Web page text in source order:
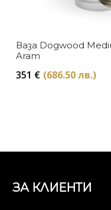
Ваза Dogwood
Aram
351 € (686.50 лв.)
ЗА КЛИЕНТИ